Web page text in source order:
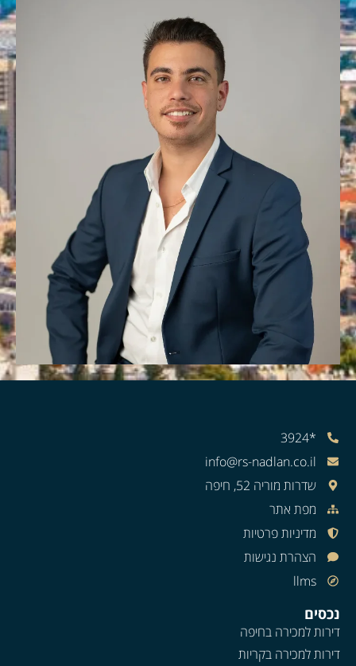
*3924
info@rs-nadlan.co.il
שדרות מוריה 52, חיפה
מפת אתר
מדיניות פרטיות
הצהרת נגישות
llms
נכסים
דירות למכירה בחיפה
דירות למכירה בקריות